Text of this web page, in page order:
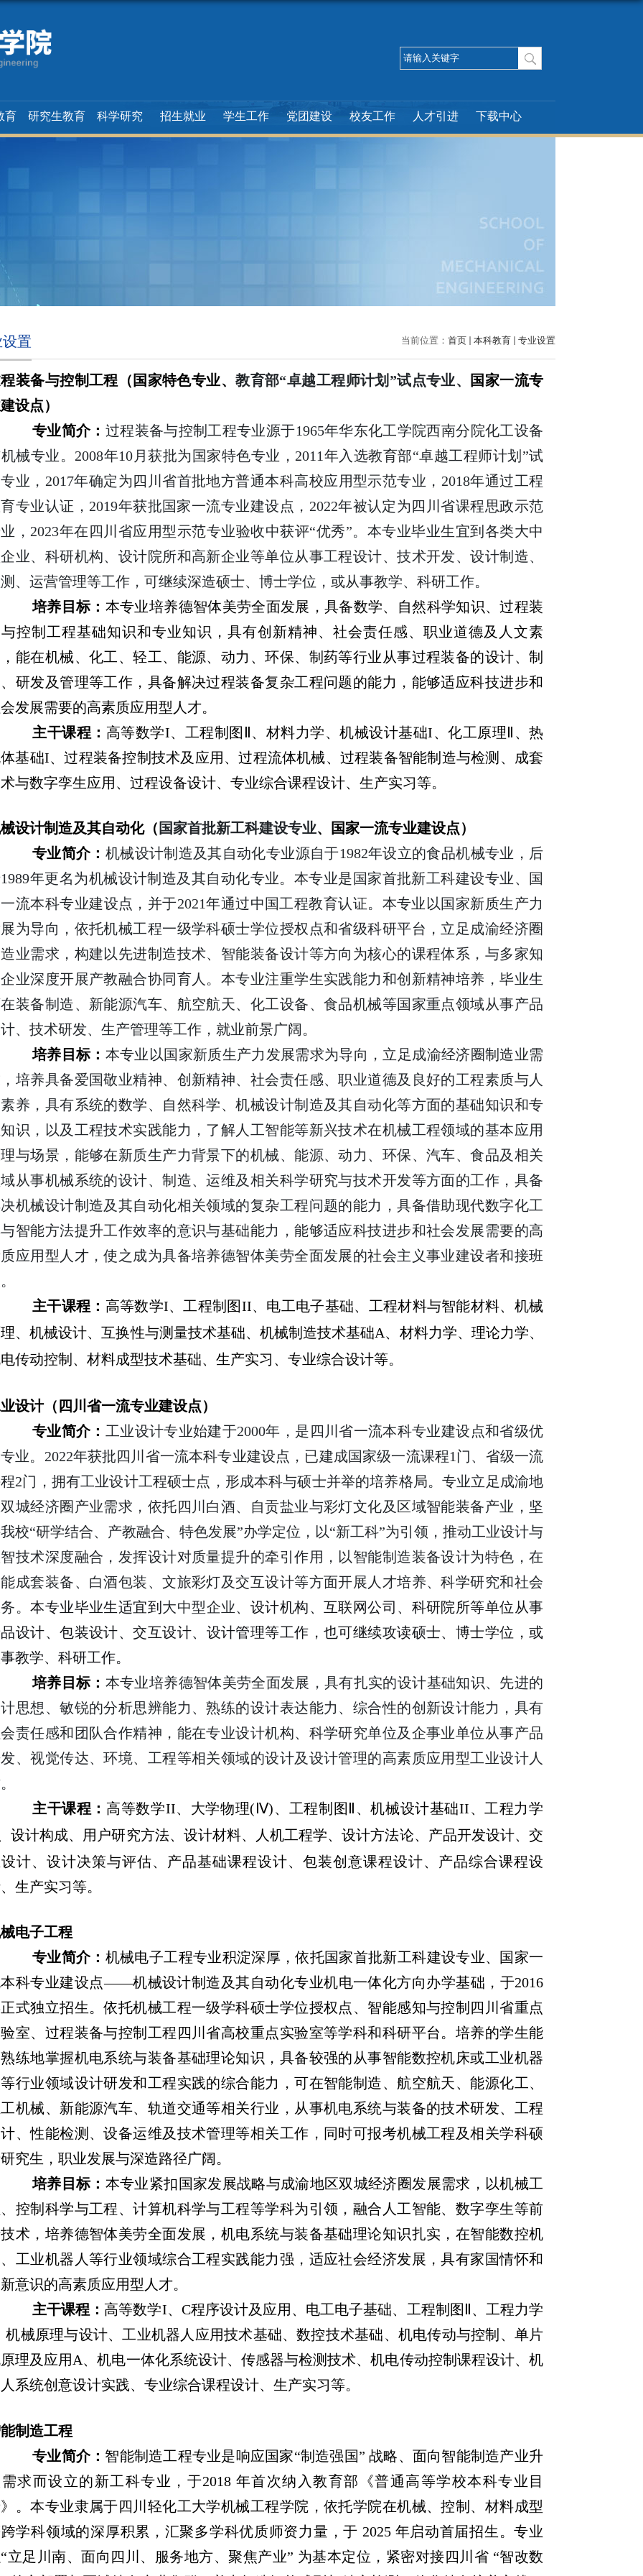
育 研究生教育 科学研究 招生就业 学生工作 党团建设 校友工作 人才引进 下载中心
当前位置： 首页 本科教育 专业设置
置
装备与控制工程（国家特色专业、教育部“卓越工程师计划 ”试点专业、
国家一流专
设点）
专业简介： 过程装备与控制工程专业源于1965年华东化工学院西南分院化工设备
械专业。 2008年10 月获批为国家特色专业， 2011年入选教育部“卓越工程师计划 ”试
业， 2017年确定为四川省首批地方普通本科高校应用型示范专业， 2018年通过工程
专业认证， 2019年获批国家一流专业建设点， 2022年被认定为四川省课程思政示范
， 2023年在四川省应用型示范专业验收中获评“优秀”。本专业毕业生宜到各类大中
业、科研机构、设计院所和高新企业等单位从事工程设计、技术开发、设计制造、
、运营管理等工作，可继续深造硕士、博士学位， 或从事教学、科研工作。
培养目标： 本专业培养德智体美劳全面发展，具备数学、自然科学知识、过程装
控制工程基础知识和专业知识，具有创新精神、社会责任感、职业道德及人文素
能在机械、化工、轻工、能源、动力、环保、制药等行业从事过程装备的设计、制
研发及管理等工作，具备解决过程装备复杂工程问题的能力，能够适应科技进步和
发展需要的高素质应用型人才。
主干课程： 高等数学I、工程制图Ⅱ、材料力学、机械设计基础I、化工原理Ⅱ、热
基础I、过程装备控制技术及应用、过程流体机械、过程装备智能制造与检测、成套
与数字孪生应用、过程设备设计、专业综合课程设计、生产实习等。
设计制造及其自动化（ 国家首批新工科建设专业、国家一流专业建设点）
专业简介： 机械设计制造及其自动化专业源自于1982年设立的食品机械专业，后
1989年更名为机械设计制造及其自动化专业。本专业是国家首批新工科建设专业、国
流本科专业建设点，并于2021年通过中国工程教育认证。本专业以国家新质生产力
为导向，依托机械工程一级学科硕士学位授权点和省级科研平台，立足成渝经济圈
业需求，构建以先进制造技术、智能装备设计等方向为核心的课程体系，与多家知
业深度开展产教融合协同育人。本专业注重学生实践能力和创新精神培养，毕业生
装备制造、新能源汽车、航空航天、化工设备、食品机械等国家重点领域从事产品
、技术研发、生产管理等工作，就业前景广阔。
培养目标： 本专业以国家新质生产力发展需求为导向，立足成渝经济圈制造业需
培养具备爱国敬业精神、创新精神、社会责任感、职业道德及良好的工程素质与人
养，具有系统的数学、自然科学、机械设计制造及其自动化等方面的基础知识和专
识，以及工程技术实践能力，了解人工智能等新兴技术在机械工程领域的基本应用
与场景，能够在新质生产力背景下的机械、能源、动力、环保、汽车、食品及相关
从事机械系统的设计、制造、运维及相关科学研究与技术开发等方面的工作，具备
机械设计制造及其自动化相关领域的复杂工程问题的能力，具备借助现代数字化工
智能方法提升工作效率的意识与基础能力，能够适应科技进步和社会发展需要的高
应用型人才，使之成为具备培养德智体美劳全面发展的社会主义事业建设者和接班
主干课程： 高等数学I、工程制图II、电工电子基础、工程材料与智能材料、机械
、机械设计、互换性与测量技术基础、机械制造技术基础A、材料力学、理论力学、
传动控制、材料成型技术基础、生产实习、专业综合设计等。
设计（四川省一流专业建设点）
专业简介： 工业设计专业始建于2000年，是四川省一流本科专业建设点和省级优
业。 2022年获批四川省一流本科专业建设点，已建成国家级一流课程1门、省级一流
2门，拥有工业设计工程硕士点，形成本科与硕士并举的培养格局。专业立足成渝地
城经济圈产业需求，依托四川白酒、自贡盐业与彩灯文化及区域智能装备产业，坚
校“研学结合、产教融合、特色发展”办学定位，以“新工科”为引领，推动工业设计与
技术深度融合，发挥设计对质量提升的牵引作用，以智能制造装备设计为特色，在
成套装备、白酒包装、文旅彩灯及交互设计等方面开展人才培养、科学研究和社会
。本专业毕业生适宜到 大中型企业、 设计机构、互联网公司、科研院所等单位从事
设计、包装设计、交互设计、设计管理等工作，也可继续攻读硕士、博士学位，或
教学、科研工作。
培养目标： 本专业培养德智体美劳全面发展，具有扎实的设计基础知识、先进的
思想、敏锐的分析思辨能力、熟练的设计表达能力、综合性的创新设计能力，具有
责任感和团队合作精神，能在专业设计机构、科学研究单位及企事业单位从事产品
、视觉传达、环境、工程等相关领域的设计及设计管理的高素质应用型工业设计人
主干课程： 高等数学II、 大学物理( Ⅳ)、 工程制图 、机械设计基础II、工程力学
设计构成、用户研究方法、设计材料、人机工程学、设计方法论、产品开发设计、交
计、 设计决策与评估、 产品基础课程设计、包装创意课程设计、 产品综合课程设
生产实习等。
电子工程
专业简介： 机械电子工程专业积淀深厚，依托国家首批新工科建设专业、国家一
科专业建设点——机械设计制造及其自动化专业机电一体化方向办学基础，于2016
式独立招生。依托机械工程一级学科硕士学位授权点、智能感知与控制四川省重点
室、过程装备与控制工程四川省高校重点实验室等学科和科研平台。培养的学生能
练地掌握机电系统与装备基础理论知识，具备较强的从事智能数控机床或工业机器
行业领域设计研发和工程实践的综合能力，可在智能制造、航空航天、能源化工、
机械、新能源汽车、轨道交通等相关行业，从事机电系统与装备的技术研发、工程
、性能检测、设备运维及技术管理等相关工作，同时可报考机械工程及相关学科硕
究生，职业发展与深造路径广阔。
培养目标： 本专业紧扣国家发展战略与成渝地区双城经济圈发展需求，以机械工
控制科学与工程、计算机科学与工程等学科为引领，融合人工智能、数字孪生等前
术，培养德智体美劳全面发展，机电系统与装备基础理论知识扎实，在智能数控机
工业机器人等行业领域综合工程实践能力强，适应社会经济发展，具有家国情怀和
意识的高素质应用型人才。
主干课程： 高等数学I、C程序设计及应用、电工电子基础、工程制图Ⅱ、工程力学
机械原理与设计、工业机器人应用技术基础、数控技术基础、机电传动与控制、单片
理及应用A、机电一体化系统设计、传感器与检测技术、机电传动控制课程设计、机
系统创意设计实践、专业综合课程设计、生产实习等。
制造工程
专业简介： 智能制造工程专业是响应国家“制造强国” 战略、面向智能制造产业升
求而设立的新工科专业，于2018 年首次纳入教育部《普通高等学校本科专业目
。本专业隶属于四川轻化工大学机械工程学院，依托学院在机械、控制、材料成型
学科领域的深厚积累，汇聚多学科优质师资力量，于 2025 年启动首届招生。专业
立足川南、面向四川、服务地方、聚焦产业” 为基本定位，紧密对接四川省 “智改数